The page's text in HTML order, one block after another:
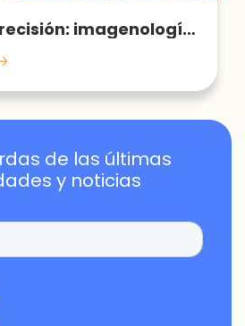
Cirugía de precisión: imagenología vs tumores cerebrales
de las últimas
y noticias